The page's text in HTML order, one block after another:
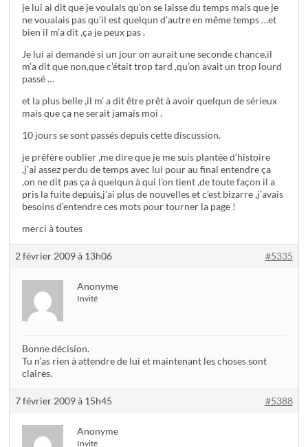
je lui ai dit que je voulais qu’on se laisse du temps mais que je
ne voualais pas qu’il est quelqun d’autre en même temps …et
bien il m’a dit ,ça je peux pas .
Je lui ai demandé si un jour on aurait une seconde chance,il
m’a dit que non,que c’était trop tard ,qu’on avait un trop lourd
passé …
et la plus belle ,il m’ a dit être prêt à avoir quelqun de sérieux
mais que ça ne serait jamais moi .
10 jours se sont passés depuis cette discussion.
je préfère oublier ,me dire que je me suis plantée d’histoire
,j’ai assez perdu de temps avec lui pour au final entendre ça
,on ne dit pas ça à quelqun à qui l’on tient ,de toute façon il a
pris la fuite depuis,j’ai plus de nouvelles et c’est bizarre ,j’avais
besoins d’entendre ces mots pour tourner la page !
merci à toutes
2 février 2009 à 13h06 #5335
Anonyme
Invité
Bonne décision.
Tu n’as rien à attendre de lui et maintenant les choses sont
claires.
7 février 2009 à 15h45 #5388
Anonyme
Invité